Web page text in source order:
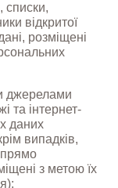
списки,
відкритої
розміщені
джерелами
та інтернет-
даних
випадків,
прямо
з метою їх